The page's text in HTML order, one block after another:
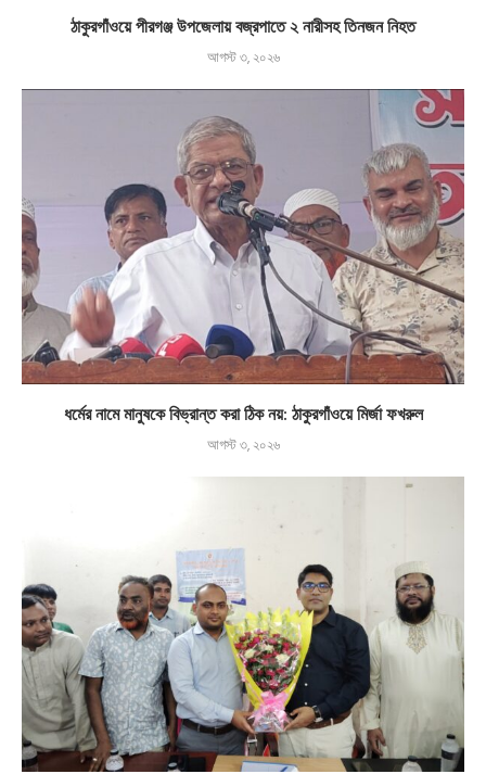
ঠাকুরগাঁওয়ে পীরগঞ্জ উপজেলায় বজ্রপাতে ২ নারীসহ তিনজন নিহত
আগস্ট ৩, ২০২৬
ধর্মের নামে মানুষকে বিভ্রান্ত করা ঠিক নয়: ঠাকুরগাঁওয়ে মির্জা ফখরুল
আগস্ট ৩, ২০২৬